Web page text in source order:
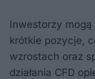
Inwestorzy mogą
krótkie pozycje,
wzrostach oraz
działania CFD